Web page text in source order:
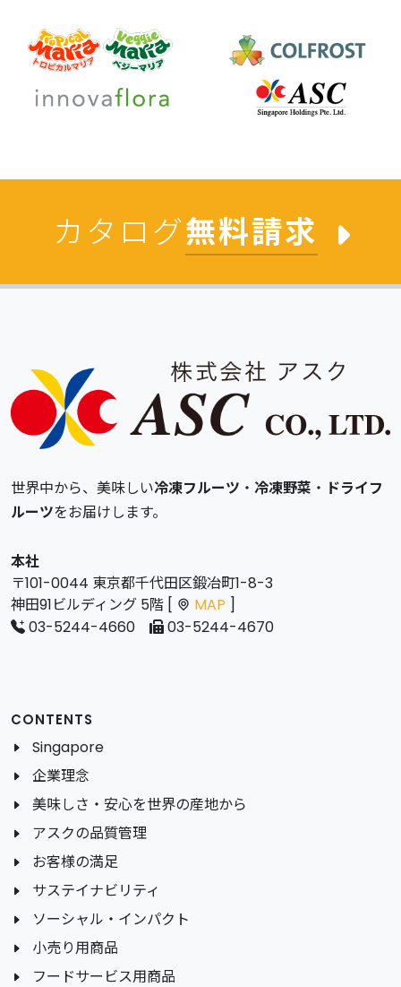
カタログ無料請求
世界中から、美味しい冷凍フルーツ ・ 冷凍野菜 ・ ドライフ
ルーツをお届けします。
本社
〒101-0044 東京都千代田区鍛冶町1-8-3
神田91ビルディング 5階 [
MAP ]
03-5244-4660
03-5244-4670
CONTENTS
Singapore
企業理念
美味しさ・安心を世界の産地から
アスクの品質管理
お客様の満足
サステイナビリティ
ソーシャル・インパクト
小売り用商品
フードサービス用商品